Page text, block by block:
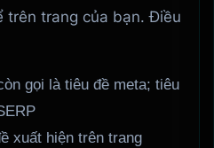
trên trang của bạn. Điều
gọi là tiêu đề meta; tiêu
xuất hiện trên trang